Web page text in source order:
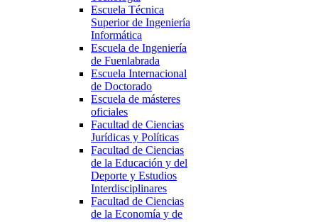
Escuela Técnica
Superior de Ingeniería
Informática
Escuela de Ingeniería
de Fuenlabrada
Escuela Internacional
de Doctorado
Escuela de másteres
oficiales
Facultad de Ciencias
Jurídicas y Políticas
Facultad de Ciencias
de la Educación y del
Deporte y Estudios
Interdisciplinares
Facultad de Ciencias
de la Economía y de